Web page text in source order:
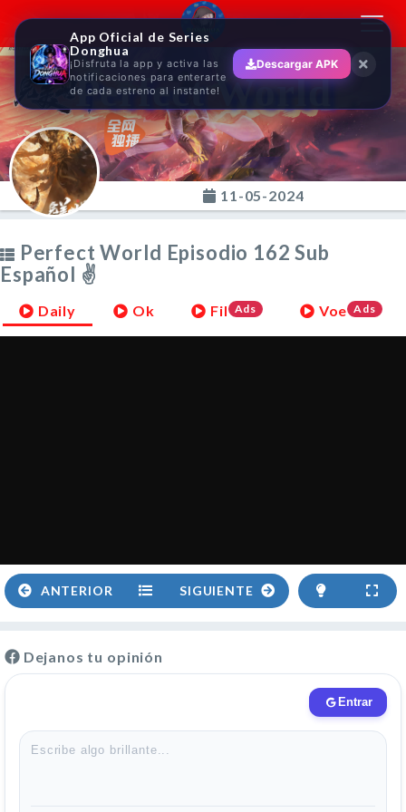
Perfect World
11-05-2024
Perfect World Episodio 162 Sub
Español ✌
Daily Ok Fil Ads Voe Ads
ANTERIOR SIGUIENTE
Dejanos tu opinión
App Oficial de Series
Donghua
¡Disfruta la app y activa las
notificaciones para enterarte
de cada estreno al instante!
Descargar APK